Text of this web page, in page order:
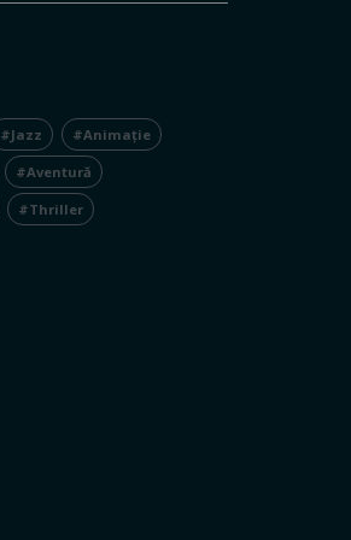
#Jazz #Animație
#Aventură
#Thriller